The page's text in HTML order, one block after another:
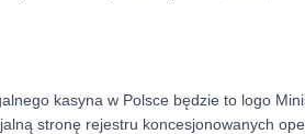
kasyna w Polsce będzie to logo
stronę rejestru koncesjonowanych